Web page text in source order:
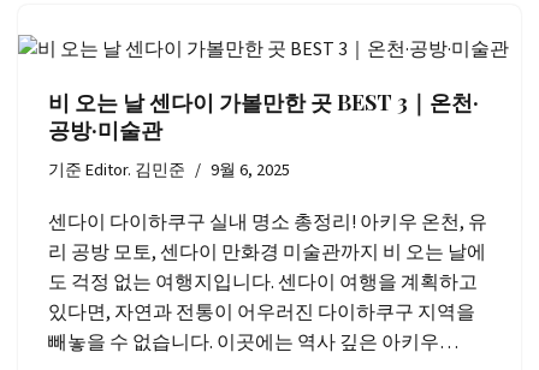
비 오는 날 센다이 가볼만한 곳 BEST 3｜온천·
공방·미술관
기준Editor. 김민준 9월 6, 2025
센다이 다이하쿠구 실내 명소 총정리! 아키우 온천, 유
리 공방 모토, 센다이 만화경 미술관까지 비 오는 날에
도 걱정 없는 여행지입니다. 센다이 여행을 계획하고
있다면, 자연과 전통이 어우러진 다이하쿠구 지역을
빼놓을 수 없습니다. 이곳에는 역사 깊은 아키우…